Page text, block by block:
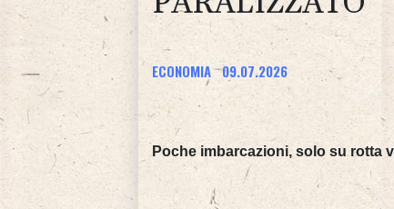
ECONOMIA 09.07.2026
Poche imbarcazioni, solo su rotta